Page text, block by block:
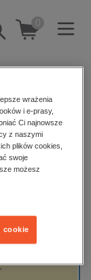
schowaj
0
wrażenia
i e-prasy,
Ci najnowsze
z naszymi
plików cookies,
swoje
możesz
cookie